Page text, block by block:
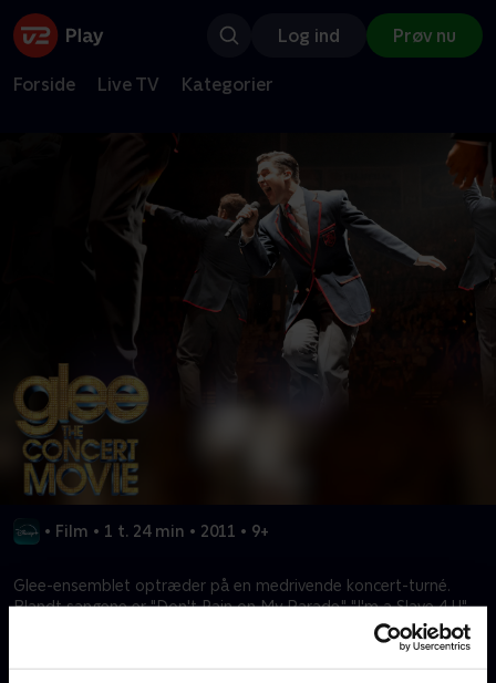
Log ind Prøv nu
Forside Live TV Kategorier
• Film • 1 t. 24 min • 2011 • 9+
Glee-ensemblet optræder på en medrivende koncert-turné.
Blandt sangene er "Don't Rain on My Parade," "I'm a Slave 4 U"